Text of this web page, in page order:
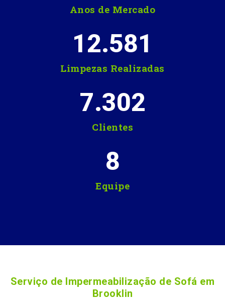
Anos de Mercado
Limpezas Realizadas
12.581
Clientes
7.302
Equipe
8
Serviço de Impermeabilização de Sofá em
Brooklin